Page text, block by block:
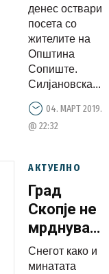
а од
нема ниту
траг
денес оствари
посета со
жителите на
Општина
Сопиште.
Силјановска...
04. МАРТ 2019.
@ 22:32
АКТУЕЛНО
Град
Скопје не
мрднува
со прст:
Улиците
Снегот како и
минатата